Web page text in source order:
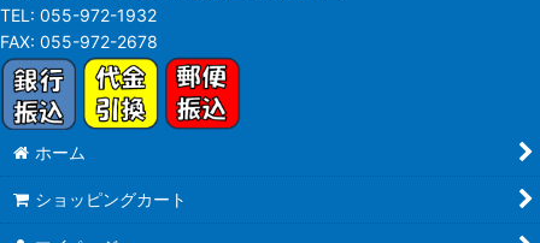
TEL: 055-972-1932
FAX: 055-972-2678
ホーム
ショッピングカート